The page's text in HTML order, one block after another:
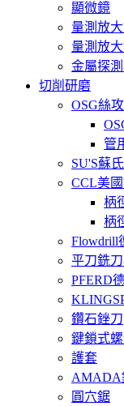
顯微鏡
量測放
量測放
金屬探
切削研磨
OSG絲攻
管
SU'S蘇
CCL美
柄
柄
Flowdrill
平刀銑
PFERD
鑽石銼刀
鍵鎖式
護套
AMADA
圓穴鋸